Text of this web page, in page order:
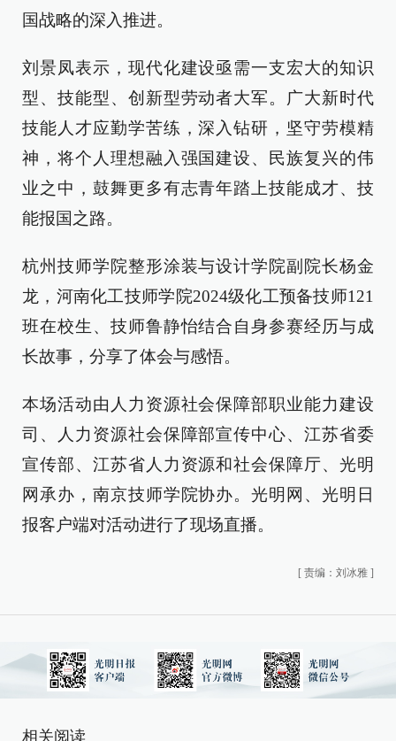
国战略的深入推进。
刘景凤表示，现代化建设亟需一支宏大的知识
型、技能型、创新型劳动者大军。广大新时代
技能人才应勤学苦练，深入钻研，坚守劳模精
神，将个人理想融入强国建设、民族复兴的伟
业之中，鼓舞更多有志青年踏上技能成才、技
能报国之路。
杭州技师学院整形涂装与设计学院副院长杨金
龙，河南化工技师学院2024级化工预备技师121
班在校生、技师鲁静怡结合自身参赛经历与成
长故事，分享了体会与感悟。
本场活动由人力资源社会保障部职业能力建设
司、人力资源社会保障部宣传中心、江苏省委
宣传部、江苏省人力资源和社会保障厅、光明
网承办，南京技师学院协办。光明网、光明日
报客户端对活动进行了现场直播。
[ 责编：刘冰雅 ]
相关阅读